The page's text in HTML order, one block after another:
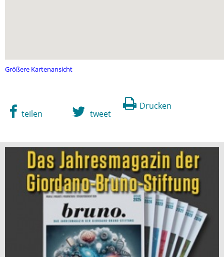
Größere Kartenansicht
Drucken
teilen tweet